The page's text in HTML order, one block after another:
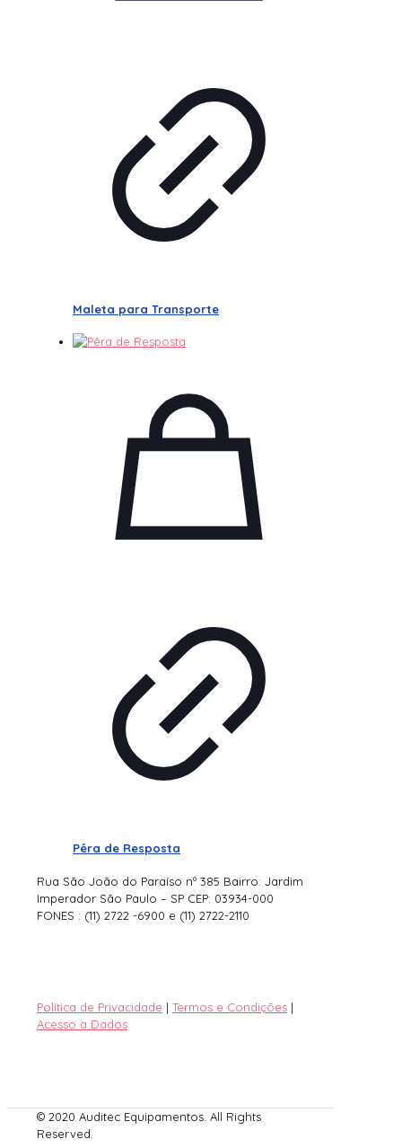
Maleta para Transporte
Pêra de Resposta
Rua São João do Paraíso nº 385 Bairro: Jardim
Imperador São Paulo – SP CEP: 03934-000
FONES : (11) 2722 -6900 e (11) 2722-2110
Política de Privacidade | Termos e Condições |
Acesso a Dados
© 2020 Auditec Equipamentos. All Rights
Reserved.